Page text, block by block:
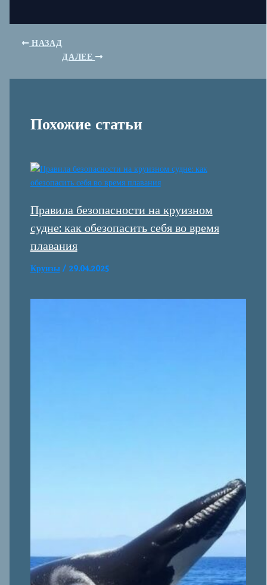
НАЗАД
ДАЛЕЕ
Похожие статьи
Правила безопасности на круизном
судне: как обезопасить себя во время
плавания
Круизы/ 29.04.2025